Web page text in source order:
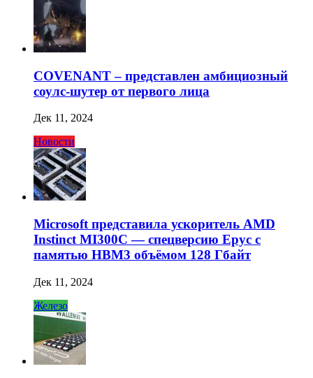
COVENANT – представлен амбициозный
соулс-шутер от первого лица
Дек 11, 2024
Новости
Microsoft представила ускоритель AMD
Instinct MI300C — спецверсию Epyc с
памятью HBM3 объёмом 128 Гбайт
Дек 11, 2024
Железо